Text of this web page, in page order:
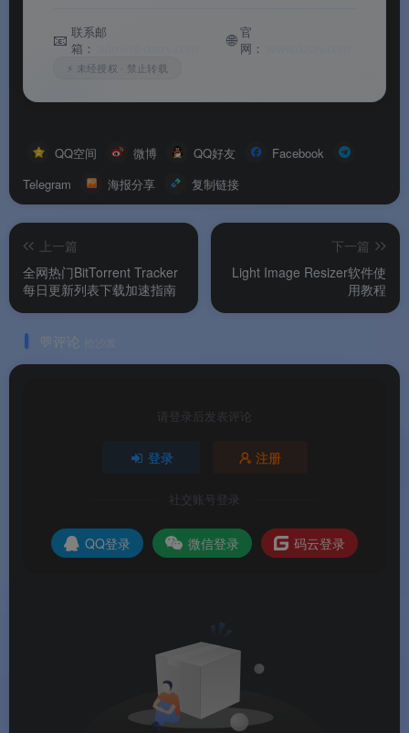
📧 联系邮
箱：
🌐官
网：
⚡ 未经授权 · 禁止转载
QQ空间 微博 QQ好友
Facebook
Telegram
海报分享 复制链接
上一篇
全网热门BitTorrent Tracker
每日更新列表下载加速指南
下一篇
Light Image Resizer软件使
用教程
💬评论
请登录后发表评论
登录 注册
社交账号登录
QQ登录 微信登录 码云登录